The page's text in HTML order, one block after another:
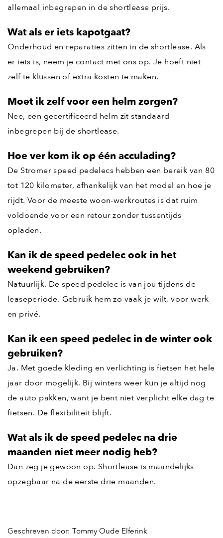
allemaal inbegrepen in de shortlease prijs.
Wat als er iets kapotgaat?
Onderhoud en reparaties zitten in de shortlease. Als
er iets is, neem je contact met ons op. Je hoeft niet
zelf te klussen of extra kosten te maken.
Moet ik zelf voor een helm zorgen?
Nee, een gecertificeerd helm zit standaard
inbegrepen bij de shortlease.
Hoe ver kom ik op één acculading?
De Stromer speed pedelecs hebben een bereik van 80
tot 120 kilometer, afhankelijk van het model en hoe je
rijdt. Voor de meeste woon-werkroutes is dat ruim
voldoende voor een retour zonder tussentijds
opladen.
Kan ik de speed pedelec ook in het
weekend gebruiken?
Natuurlijk. De speed pedelec is van jou tijdens de
leaseperiode. Gebruik hem zo vaak je wilt, voor werk
en privé.
Kan ik een speed pedelec in de winter ook
gebruiken?
Ja. Met goede kleding en verlichting is fietsen het hele
jaar door mogelijk. Bij winters weer kun je altijd nog
de auto pakken, want je bent niet verplicht elke dag te
fietsen. De flexibiliteit blijft.
Wat als ik de speed pedelec na drie
maanden niet meer nodig heb?
Dan zeg je gewoon op. Shortlease is maandelijks
opzegbaar na de eerste drie maanden.
Geschreven door: Tommy Oude Elferink